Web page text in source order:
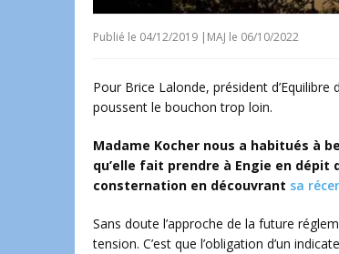
Publié le 04/12/2019 | MAJ le 06/10/2022
Pour Brice Lalonde, président
poussent le bouchon trop loin.
Madame Kocher nous a habitués à
qu’elle fait prendre à Engie en
consternation en découvrant sa
Sans doute l’approche de la future
tension. C’est que l’obligation d’un